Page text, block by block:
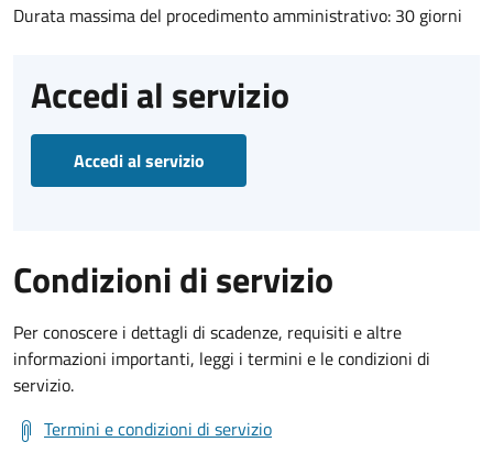
Durata massima del procedimento amministrativo: 30 giorni
Accedi al servizio
Accedi al servizio
Condizioni di servizio
Per conoscere i dettagli di scadenze, requisiti e altre
informazioni importanti, leggi i termini e le condizioni di
servizio.
Termini e condizioni di servizio